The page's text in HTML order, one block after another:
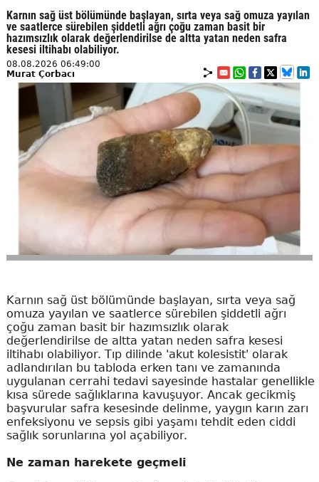
Karnın sağ üst bölümünde başlayan, sırta veya sağ omuza yayılan
ve saatlerce sürebilen şiddetli ağrı çoğu zaman basit bir
hazımsızlık olarak değerlendirilse de altta yatan neden safra
kesesi iltihabı olabiliyor.
08.08.2026 06:49:00
Murat Çorbacı
Karnın sağ üst bölümünde başlayan, sırta veya sağ
omuza yayılan ve saatlerce sürebilen şiddetli ağrı
çoğu zaman basit bir hazımsızlık olarak
değerlendirilse de altta yatan neden safra kesesi
iltihabı olabiliyor. Tıp dilinde 'akut kolesistit' olarak
adlandırılan bu tabloda erken tanı ve zamanında
uygulanan cerrahi tedavi sayesinde hastalar genellikle
kısa sürede sağlıklarına kavuşuyor. Ancak gecikmiş
başvurular safra kesesinde delinme, yaygın karın zarı
enfeksiyonu ve sepsis gibi yaşamı tehdit eden ciddi
sağlık sorunlarına yol açabiliyor.
Ne zaman harekete geçmeli